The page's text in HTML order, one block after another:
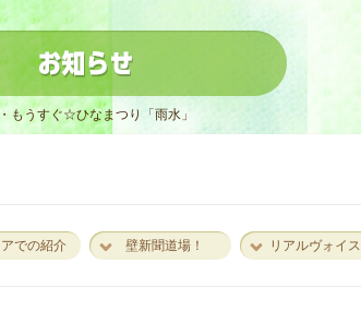
もうすぐ☆ひなまつり「雨水」
での紹介 壁新聞道場！ リアルヴォイス